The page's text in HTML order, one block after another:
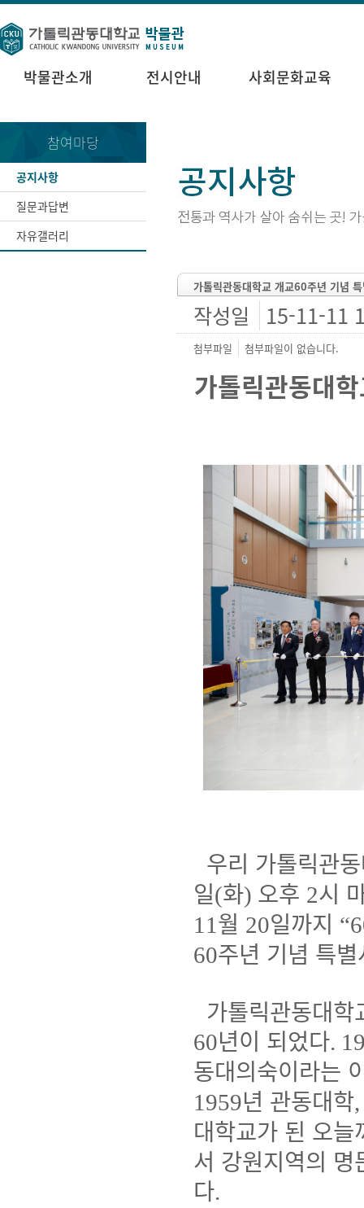
박물관소개 전시안내 사회문화교육
참여마당
공지사항
질문과답변
자유갤러리
가톨릭관동대학교 개교60주년 기념
작성일 15-11-11
첨부파일 첨부파일이 없습니다.
가톨릭관동대
우리 가톨릭관
일(화) 오후 2시
11 월 20일까지
60주년 기념 특
가톨릭관동대
60년이 되었다.
동대의숙이라는
1959년 관동대학
대학교가 된 오
서 강원지역의
다.